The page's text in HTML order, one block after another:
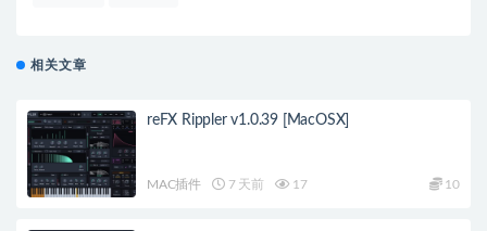
相关文章
reFX Rippler v1.0.39 [MacOSX]
MAC插件 7 天前 17 10